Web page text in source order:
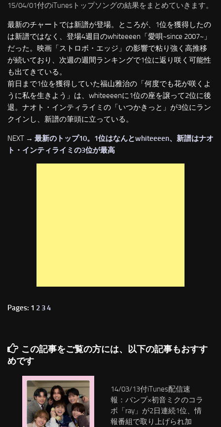
15/04/01付のiTunesトップソングの結果をまとめていきます。
最新のチャートでは新譜が登場。ところが、1位を獲得したの
は新譜ではなく、登場4週目のwhiteeeen「愛唄~since 2007~」
だった。映画「ストロボ・エッジ」の影響で粘り強く高推移
が続いており、次週の週間ランキングで1位に返り咲く可能性
も出てきている。
前日まで1位を獲得していた福山雅治の「何度でも花が咲くよ
うに私を生きよう」は、whiteeeenに1位の座を譲って2位に後
退。ナオト・インティライミの「いつかきっと」が3位にラン
クインし、新譜の筆頭に立っている。
NEXT → 最新のトップ10。1位はなんとwhiteeeen、新譜はナオ
ト・インティライミの3位が最高
Pages: 1 2 34
この記事をご覧の方には、以下の記事もおすす
めです
14/03/13付iTunes配信速
報：バンプ×初音ミクのコラ
ボ「ray」が2日連続1位、情
報番組で取り上げられ加